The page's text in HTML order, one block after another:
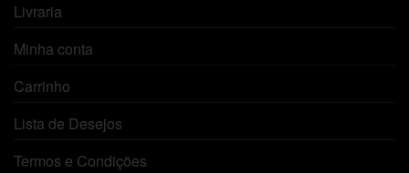
Livraria
Minha conta
Carrinho
Lista de Desejos
Termos e Condições